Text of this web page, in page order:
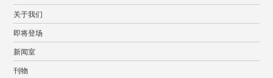
关于我们
即将登场
新闻室
刊物